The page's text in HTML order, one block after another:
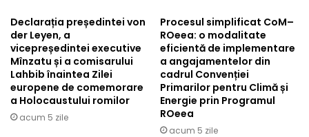
Declarația președintei von
der Leyen, a
vicepreședintei executive
Mînzatu și a comisarului
Lahbib înaintea Zilei
europene de comemorare
a Holocaustului romilor
acum 5 zile
Procesul simplificat CoM–
ROeea: o modalitate
eficientă de implementare
a angajamentelor din
cadrul Convenției
Primarilor pentru Climă și
Energie prin Programul
ROeea
acum 5 zile